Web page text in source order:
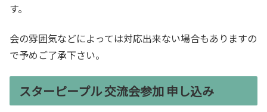
す。
会の雰囲気などによっては対応出来ない場合もありますの
で予めご了承下さい。
スターピープル 交流会参加 申し込み